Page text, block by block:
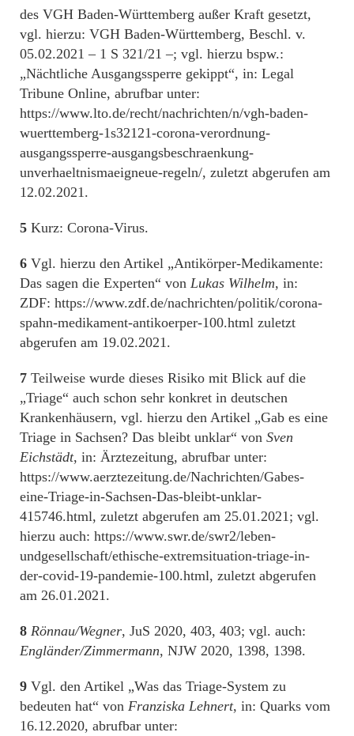
des VGH Baden-Württemberg außer Kraft gesetzt,
vgl. hierzu: VGH Baden-Württemberg, Beschl. v.
05.02.2021 – 1 S 321/21 –; vgl. hierzu bspw.:
„Nächtliche Ausgangssperre gekippt“, in: Legal
Tribune Online, abrufbar unter:
https://www.lto.de/recht/nachrichten/n/vgh-baden-
wuerttemberg-1s32121-corona-verordnung-
ausgangssperre-ausgangsbeschraenkung-
unverhaeltnismaeigneue-regeln/, zuletzt abgerufen am
12.02.2021.
5 Kurz: Corona-Virus.
6 Vgl. hierzu den Artikel „Antikörper-Medikamente:
Das sagen die Experten“ von Lukas Wilhelm, in:
ZDF: https://www.zdf.de/nachrichten/politik/corona-
spahn-medikament-antikoerper-100.html zuletzt
abgerufen am 19.02.2021.
7 Teilweise wurde dieses Risiko mit Blick auf die
„Triage“ auch schon sehr konkret in deutschen
Krankenhäusern, vgl. hierzu den Artikel „Gab es eine
Triage in Sachsen? Das bleibt unklar“ von Sven
Eichstädt, in: Ärztezeitung, abrufbar unter:
https://www.aerztezeitung.de/Nachrichten/Gabes-
eine-Triage-in-Sachsen-Das-bleibt-unklar-
415746.html, zuletzt abgerufen am 25.01.2021; vgl.
hierzu auch: https://www.swr.de/swr2/leben-
undgesellschaft/ethische-extremsituation-triage-in-
der-covid-19-pandemie-100.html, zuletzt abgerufen
am 26.01.2021.
8 Rönnau/Wegner, JuS 2020, 403, 403; vgl. auch:
Engländer/Zimmermann, NJW 2020, 1398, 1398.
9 Vgl. den Artikel „Was das Triage-System zu
bedeuten hat“ von Franziska Lehnert, in: Quarks vom
16.12.2020, abrufbar unter: